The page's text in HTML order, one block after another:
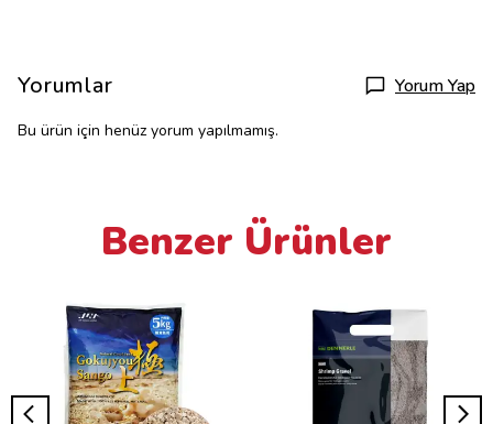
Yorumlar Yorum Yap
Bu ürün için henüz yorum yapılmamış.
Benzer Ürünler